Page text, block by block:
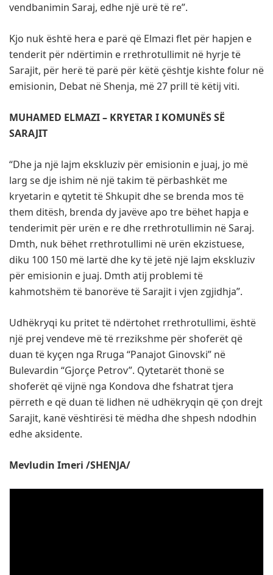
vendbanimin Saraj, edhe një urë të re”.
Kjo nuk është hera e parë që Elmazi flet për hapjen e
tenderit për ndërtimin e rrethrotullimit në hyrje të
Sarajit, për herë të parë për këtë çështje kishte folur në
emisionin, Debat në Shenja, më 27 prill të këtij viti.
MUHAMED ELMAZI – KRYETAR I KOMUNËS SË
SARAJIT
“Dhe ja një lajm ekskluziv për emisionin e juaj, jo më
larg se dje ishim në një takim të përbashkët me
kryetarin e qytetit të Shkupit dhe se brenda mos të
them ditësh, brenda dy javëve apo tre bëhet hapja e
tenderimit për urën e re dhe rrethrotullimin në Saraj.
Dmth, nuk bëhet rrethrotullimi në urën ekzistuese,
diku 100 150 më lartë dhe ky të jetë një lajm ekskluziv
për emisionin e juaj. Dmth atij problemi të
kahmotshëm të banorëve të Sarajit i vjen zgjidhja”.
Udhëkryqi ku pritet të ndërtohet rrethrotullimi, është
një prej vendeve më të rrezikshme për shoferët që
duan të kyçen nga Rruga “Panajot Ginovski” në
Bulevardin “Gjorçe Petrov”. Qytetarët thonë se
shoferët që vijnë nga Kondova dhe fshatrat tjera
përreth e që duan të lidhen në udhëkryqin që çon drejt
Sarajit, kanë vështirësi të mëdha dhe shpesh ndodhin
edhe aksidente.
Mevludin Imeri /SHENJA/